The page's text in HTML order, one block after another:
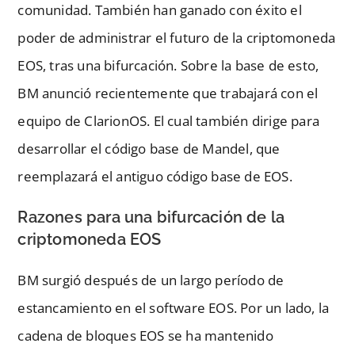
comunidad. También han ganado con éxito el
poder de administrar el futuro de la criptomoneda
EOS, tras una bifurcación. Sobre la base de esto,
BM anunció recientemente que trabajará con el
equipo de ClarionOS. El cual también dirige para
desarrollar el código base de Mandel, que
reemplazará el antiguo código base de EOS.
Razones para una bifurcación de la
criptomoneda EOS
BM surgió después de un largo período de
estancamiento en el software EOS. Por un lado, la
cadena de bloques EOS se ha mantenido